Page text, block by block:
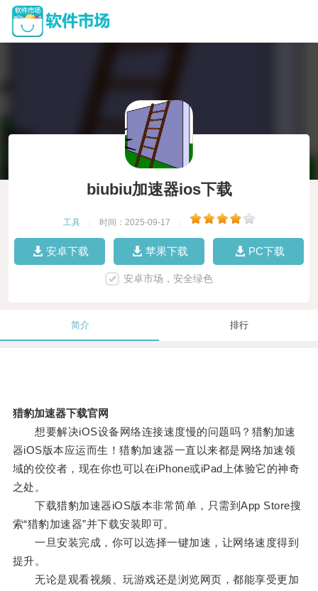
biubiu加速器ios下载
工具 时间：2025-09-17
安卓下载 苹果下载 PC下载
安卓市场，安全绿色
简介 排行
猎豹加速器下载官网
想要解决iOS设备网络连接速度慢的问题吗？猎豹加速
器iOS版本应运而生！猎豹加速器一直以来都是网络加速领
域的佼佼者，现在你也可以在iPhone或iPad上体验它的神奇
之处。
下载猎豹加速器iOS版本非常简单，只需到App Store搜
索“猎豹加速器”并下载安装即可。
一旦安装完成，你可以选择一键加速，让网络速度得到
提升。
无论是观看视频、玩游戏还是浏览网页，都能享受更加